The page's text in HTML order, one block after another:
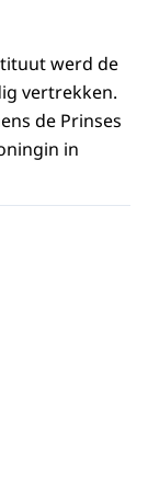
werd de
vertrekken.
de Prinses
in